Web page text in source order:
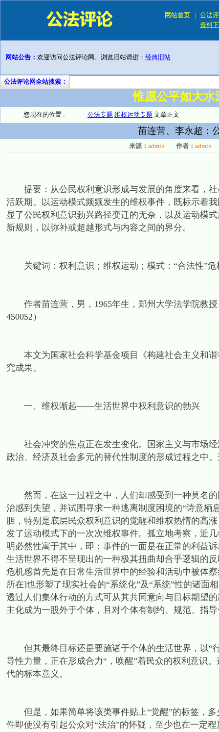
网站首页 | 公法
资料
网站公告： 欢迎访问公法评论网。浏览旧站请进： 经典旧站
公法评论网全站搜索：
惟愿公平如大
您现在的位置 : 公法专题 维权运动专题 文章正文
苗连营、李永超：
来源： admin 作者： admin
提要：从公民权利意识形成与发展的角度来看，社
活跃期。以运动模式频频发生的维权事件，既标示着
显了公民权利意识勃兴路径变迁的无奈，以及运动模
新规则，以弥补或超越形式与内容之间的界分。
关键词：权利意识；维权运动；模式：“合法性”危
作者苗连营，男，1965年生，郑州大学法学院教授
450052）
本文为国家社会科学基金项目《构建社会主义和谐
究成果。
一、维权渐起——生活世界中权利意识的勃兴
社会冲突的焦点正在发生变化。国家主义与市场经
政治、经济及社会多元的替代性制度的形成过程之中
然而，在这一过程之中，人们却感受到一种莫名的
治感到失望，并试图寻求一种逃离制度困境的“诗意
胆，特别是底层民众权利意识的觉醒和维权热情的高
发了运动模式下的一次次维权事件。孤立地考察，近
明必然性寓于其中，即：事件的一面是在正常的利益
生活世界不得不呈现出的一种极其扭曲却合乎逻辑的
危机感首先是在日常生活世界中的经验和活动中被体
所在]也形塑了现实社会的“系统化”及“系统”性的诸
透过人们集体行动的方式可从其共同意向与目标期望
主化成为一股外于个体，且对个体有制约、规范、指
但其最终目标还是要施诸于个体的生活世界，以“
导性力量，正在形成合力“，唤醒”着民众的权利意识
代的标本意义。
但是，如果简单将该类事件贴上“觉醒”的标签，多
件即使没有引起公众对“法治”的怀疑，至少也在一定